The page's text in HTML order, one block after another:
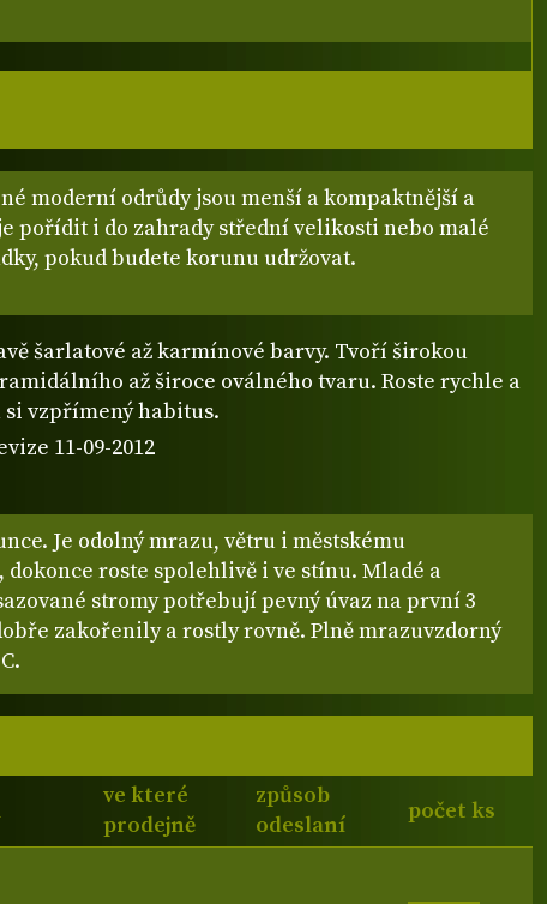
moderní odrůdy jsou menší a kompaktnější a
pořídit i do zahrady střední velikosti nebo malé
pokud budete korunu udržovat.
šarlatové až karmínové barvy. Tvoří širokou
až široce oválného tvaru. Roste rychle a
si vzpřímený habitus.
11-09-2012
Je odolný mrazu, větru i městskému
dokonce roste spolehlivě i ve stínu. Mladé a
stromy potřebují pevný úvaz na první 3
zakořenily a rostly rovně. Plně mrazuvzdorný
ve které
prodejně
způsob
odeslaní
počet ks